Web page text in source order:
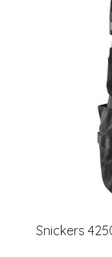
Snickers